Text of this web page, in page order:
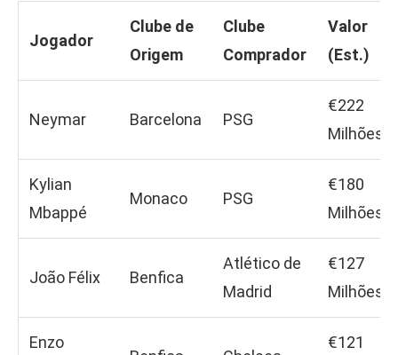
Jogador
Clube de
Origem
Clube
Comprador
Valor
(Est.)
Neymar Barcelona PSG
€222
Milhões
Kylian
Mbappé
Monaco PSG
€180
Milhões
João Félix Benfica
Atlético de
Madrid
€127
Milhões
Enzo
€121